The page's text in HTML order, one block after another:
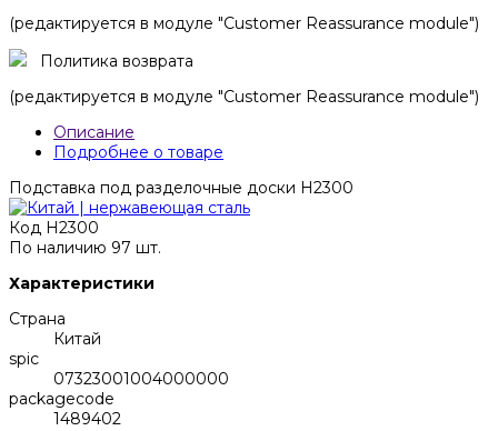
(редактируется в модуле "Customer Reassurance module")
Политика возврата
(редактируется в модуле "Customer Reassurance module")
Описание
Подробнее о товаре
Подставка под разделочные доски H2300
Код H2300
По наличию 97 шт.
Характеристики
Страна
Китай
spic
07323001004000000
packagecode
1489402